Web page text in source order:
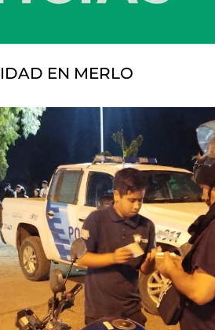
EN MERLO